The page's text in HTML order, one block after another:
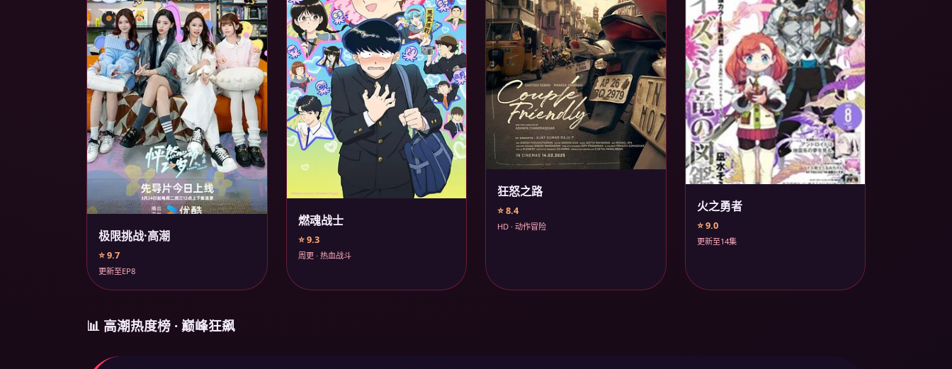
极限挑战·高潮
⭐ 9.7
更新至EP8
燃魂战士
⭐ 9.3
周更 · 热血战斗
狂怒之路
⭐ 8.4
HD · 动作冒险
火之勇者
⭐ 9.0
更新至14集
📊 高潮热度榜 · 巅峰狂飙